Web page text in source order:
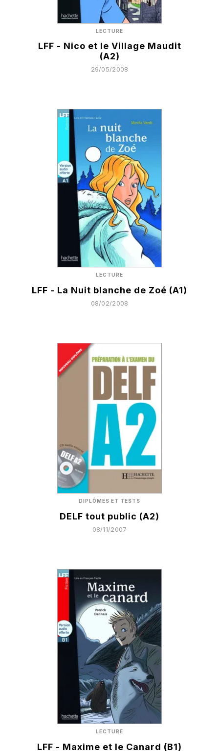
LECTURE
LFF - Nico et le Village Maudit
(A2)
29/05/2008
LECTURE
LFF - La Nuit blanche de Zoé (A1)
08/02/2008
DIPLÔMES ET TESTS
DELF tout public (A2)
08/11/2007
LECTURE
LFF - Maxime et le Canard (B1)